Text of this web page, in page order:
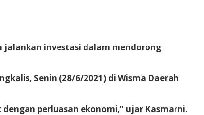
jalankan investasi dalam mendorong
Senin (28/6/2021) di Wisma Daerah
perluasan ekonomi,” ujar Kasmarni.